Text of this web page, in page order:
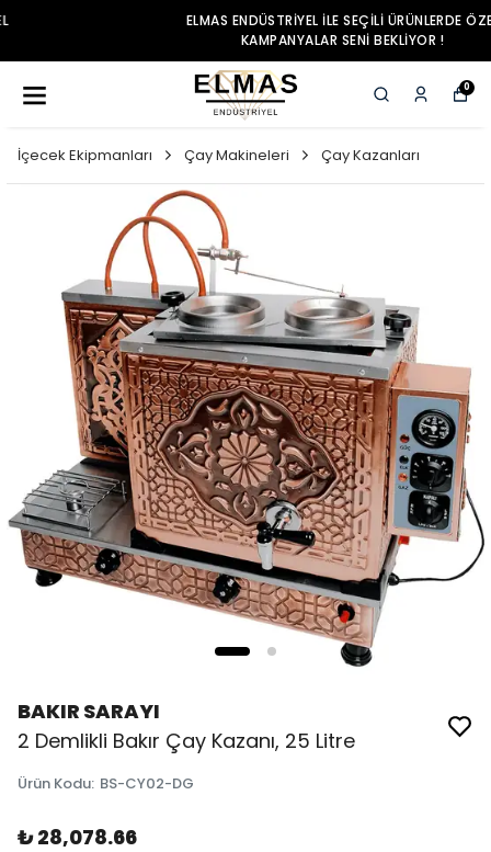
ELMAS ENDÜSTRIYEL ILE SEÇILI ÜRÜNLERDE ÖZEL
KAMPANYALAR SENI BEKLIYOR !
0
İçecek Ekipmanları Çay Makineleri Çay Kazanları
BAKIR SARAYI
2 Demlikli Bakır Çay Kazanı, 25 Litre
Ürün Kodu: BS-CY02-DG
₺ 28,078.66